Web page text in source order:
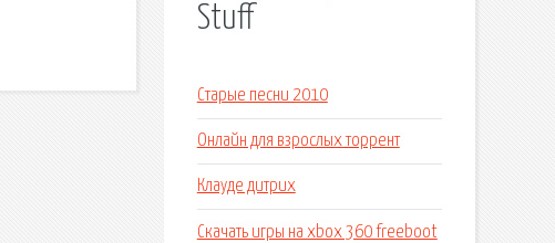
Stuff
Старые песни 2010
Онлайн для взрослых торрент
Клауде дитрих
Скачать игры на xbox 360 freeboot